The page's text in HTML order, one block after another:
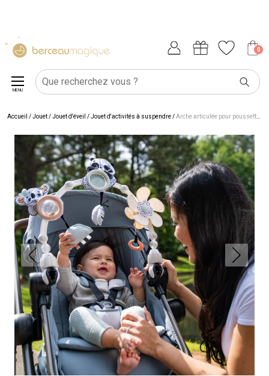
0
MENU
Accueil /Jouet/Jouet d'éveil /Jouet d'activités à suspendre/Arche articulée pour poussette Black & White